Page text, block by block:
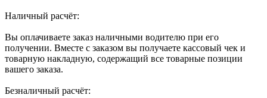
Наличный расчёт:
Вы оплачиваете заказ наличными водителю при его
получении. Вместе с заказом вы получаете кассовый чек и
товарную накладную, содержащий все товарные позиции
вашего заказа.
Безналичный расчёт: